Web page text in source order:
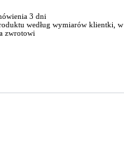
3 dni
według wymiarów klientki, w
zwrotowi